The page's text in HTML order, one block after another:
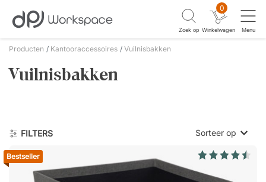
Zoek op
0
Winkelwagen Menu
Producten Kantooraccessoires Vuilnisbakken
Vuilnisbakken
FILTERS Sorteer op
Laagste prijs
Bestseller